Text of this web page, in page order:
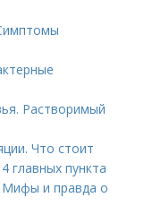
Растворимый
Что стоит
главных пункта
Мифы и правда о